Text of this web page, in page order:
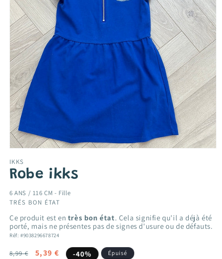
le
média
1
dans
fenêtre
modale
IKKS
Robe ikks
6 ANS / 116 CM - Fille
TRÉS BON ÉTAT
Ce produit est en très bon état. Cela signifie qu'il a déjà été
porté, mais ne présentes pas de signes d'usure ou de défauts.
Réf: #9038296678724
Prix
8,99 €
Prix
5,39 € -40% Épuisé